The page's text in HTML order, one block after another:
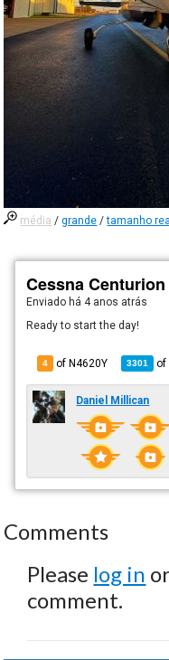
média /grande /tamanho real
Cessna Centurion
Enviado há 4 anos atrás
Ready to start the day!
4 of N4620Y 3301 of
Daniel Millican
Comments
Please log in
comment.